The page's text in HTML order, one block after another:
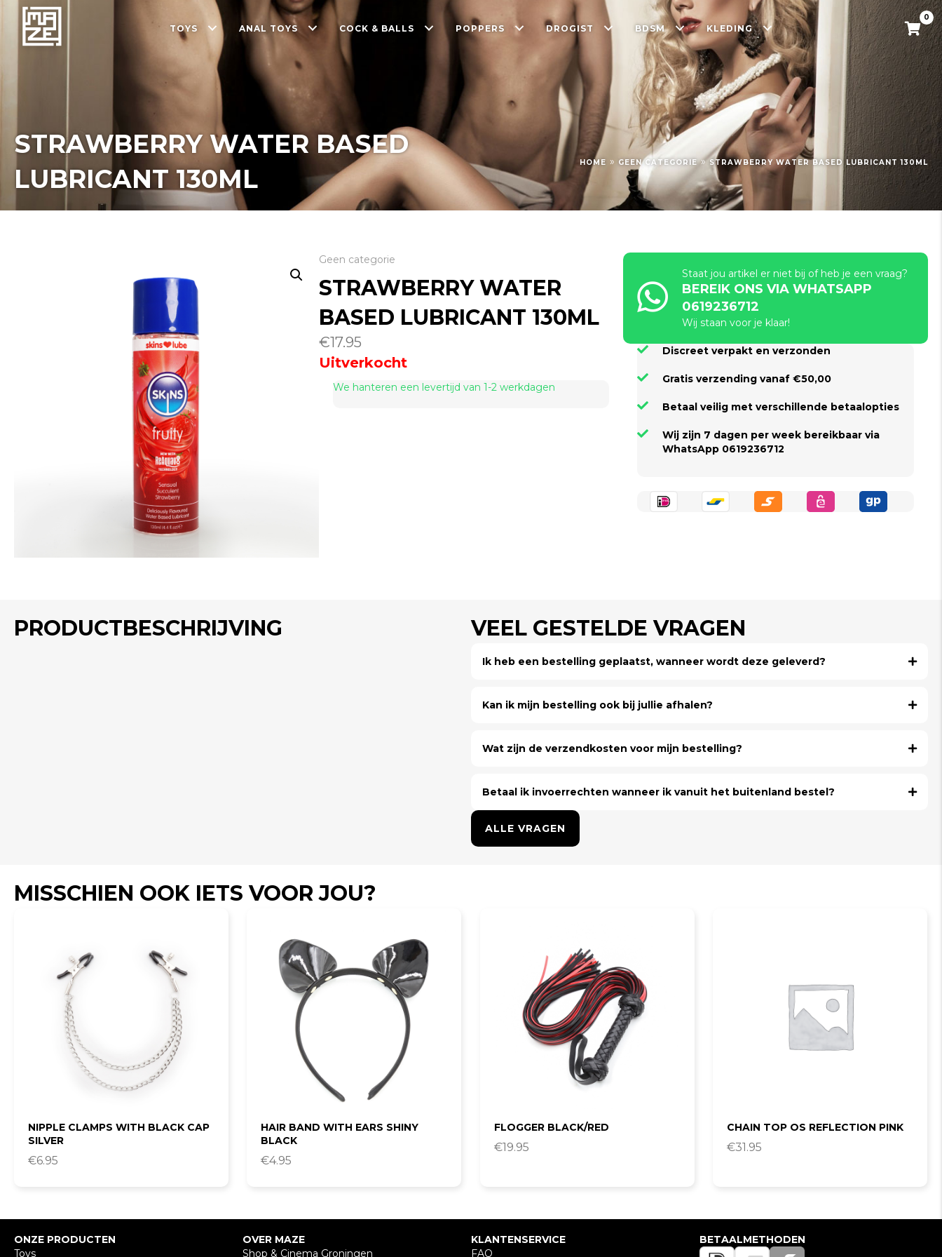
TOYS ANAL TOYS COCK & BALLS POPPERS DROGIST BDSM KLEDING
0
STRAWBERRY WATER BASED
LUBRICANT 130ML
HOME » GEEN CATEGORIE » STRAWBERRY WATER BASED LUBRICANT 130ML
Geen categorie
STRAWBERRY WATER
BASED LUBRICANT 130ML
€17.95
Uitverkocht
We hanteren een levertijd van 1-2 werkdagen
Staat jou artikel er niet bij of heb je een vraag?
BEREIK ONS VIA WHATSAPP
0619236712
Wij staan voor je klaar!
Discreet verpakt en verzonden
Gratis verzending vanaf €50,00
Betaal veilig met verschillende betaalopties
Wij zijn 7 dagen per week bereikbaar via
WhatsApp 0619236712
PRODUCTBESCHRIJVING VEEL GESTELDE VRAGEN
Ik heb een bestelling geplaatst, wanneer wordt deze geleverd?
Kan ik mijn bestelling ook bij jullie afhalen?
Wat zijn de verzendkosten voor mijn bestelling?
Betaal ik invoerrechten wanneer ik vanuit het buitenland bestel?
ALLE VRAGEN
MISSCHIEN OOK IETS VOOR JOU?
NIPPLE CLAMPS WITH BLACK CAP
SILVER
€6.95
HAIR BAND WITH EARS SHINY
BLACK
€4.95
FLOGGER BLACK/RED
€19.95
CHAIN TOP OS REFLECTION PINK
€31.95
ONZE PRODUCTEN
Toys
OVER MAZE
Shop & Cinema Groningen
KLANTENSERVICE
FAQ
BETAALMETHODEN